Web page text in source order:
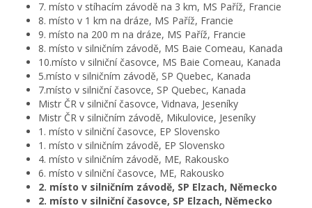
7. místo v stíhacím závodě na 3 km, MS Paříž, Francie
8. místo v 1 km na dráze, MS Paříž, Francie
9. místo na 200 m na dráze, MS Paříž, Francie
8. místo v silničním závodě, MS Baie Comeau, Kanada
10.místo v silniční časovce, MS Baie Comeau, Kanada
5.místo v silničním závodě, SP Quebec, Kanada
7.místo v silniční časovce, SP Quebec, Kanada
Mistr ČR v silniční časovce, Vidnava, Jeseníky
Mistr ČR v silničním závodě, Mikulovice, Jeseníky
1. místo v silniční časovce, EP Slovensko
1. místo v silničním závodě, EP Slovensko
4. místo v silničním závodě, ME, Rakousko
6. místo v silniční časovce, ME, Rakousko
2. místo v silničním závodě, SP Elzach, Německo
2. místo v silniční časovce, SP Elzach, Německo